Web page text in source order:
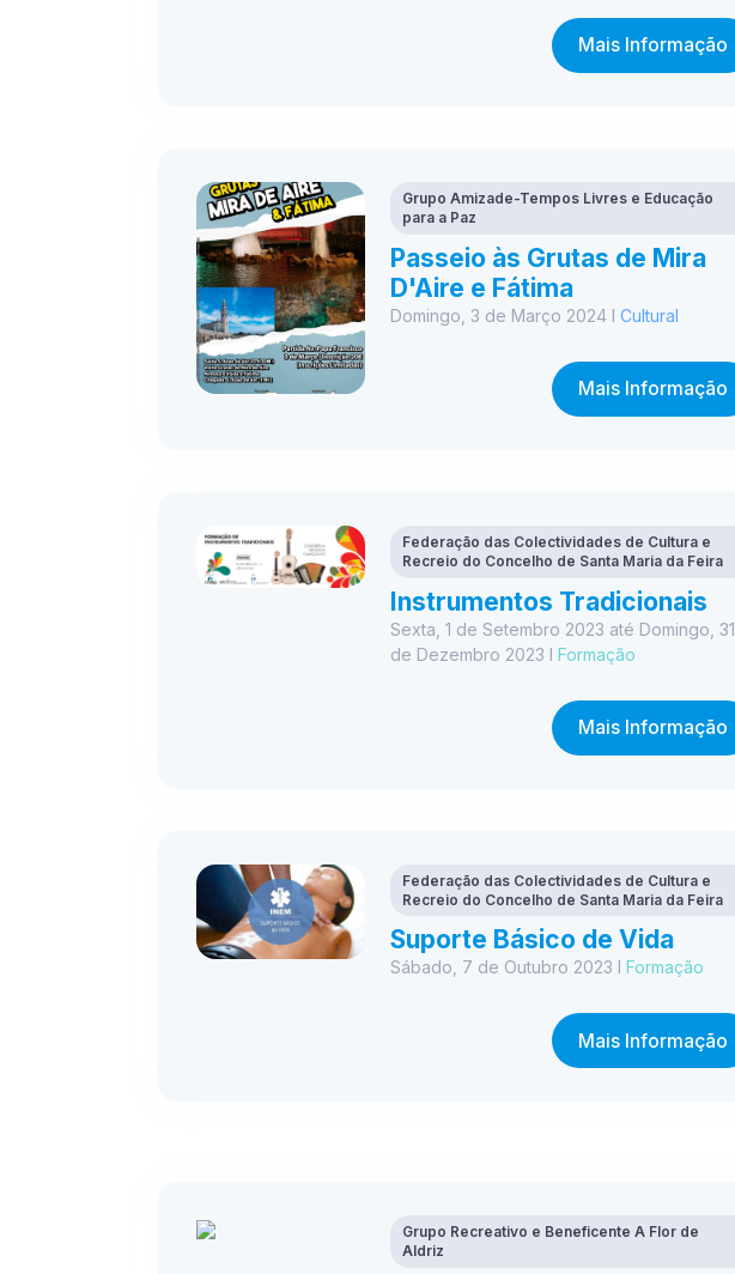
Mais Informação
Grupo Amizade-Tempos Livres e Educação
para a Paz
Passeio às Grutas de Mira
D'Aire e Fátima
Domingo, 3 de Março 2024 I Cultural
Mais Informação
Federação das Colectividades de Cultura e
Recreio do Concelho de Santa Maria da Feira
Instrumentos Tradicionais
Sexta, 1 de Setembro 2023 até Domingo, 31
de Dezembro 2023 I Formação
Mais Informação
Federação das Colectividades de Cultura e
Recreio do Concelho de Santa Maria da Feira
Suporte Básico de Vida
Sábado, 7 de Outubro 2023 I Formação
Mais Informação
Grupo Recreativo e Beneficente A Flor de
Aldriz